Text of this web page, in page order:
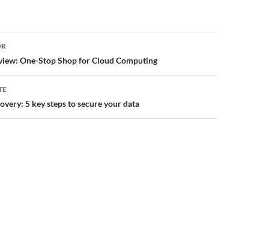
One-Stop Shop for Cloud Computing
5 key steps to secure your data